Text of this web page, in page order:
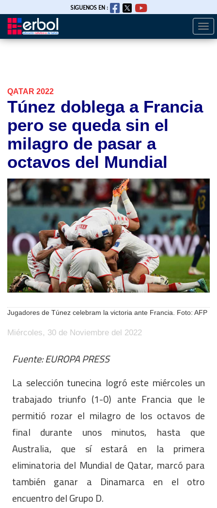
Pasar
SIGUENOS EN :
QATAR 2022
Túnez doblega a Francia
pero se queda sin el
milagro de pasar a
octavos del Mundial
Jugadores de Túnez celebram la victoria ante Francia. Foto: AFP
Miércoles, 30 de Noviembre del 2022
Fuente: EUROPA PRESS
La selección tunecina logró este miércoles un
trabajado triunfo (1-0) ante Francia que le
permitió rozar el milagro de los octavos de
final durante unos minutos, hasta que
Australia, que sí estará en la primera
eliminatoria del Mundial de Qatar, marcó para
también ganar a Dinamarca en el otro
encuentro del Grupo D.